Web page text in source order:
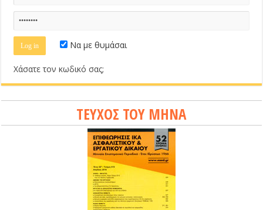
Να με θυμάσαι
Χάσατε τον κωδικό σας;
ΤΕΥΧΟΣ ΤΟΥ ΜΗΝΑ